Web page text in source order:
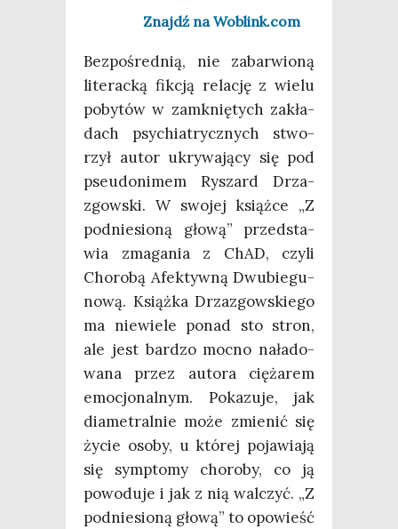
Znajdź na Woblink.com
Bez­po­śred­nią, nie zabar­wio­ną
lite­rac­ką fik­cją rela­cję z wie­lu
poby­tów w zamknię­tych zakła­
dach psy­chia­trycz­nych stwo­
rzył autor ukry­wa­ją­cy się pod
pseu­do­ni­mem Ryszard Drza­
zgow­ski. W swo­jej książ­ce „Z
pod­nie­sio­ną gło­wą” przed­sta­
wia zma­ga­nia z ChAD, czy­li
Cho­ro­bą Afek­tyw­ną Dwu­bie­gu­
no­wą. Książ­ka Drza­zgow­skie­go
ma nie­wie­le ponad sto stron,
ale jest bar­dzo moc­no nała­do­
wa­na przez auto­ra cię­ża­rem
emo­cjo­nal­nym. Poka­zu­je, jak
dia­me­tral­nie może zmie­nić się
życie oso­by, u któ­rej poja­wia­ją
się symp­to­my cho­ro­by, co ją
powo­du­je i jak z nią wal­czyć. „Z
pod­nie­sio­ną gło­wą” to opo­wieść